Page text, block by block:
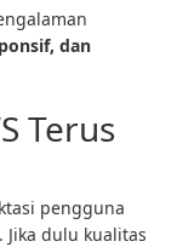
dan
Terus
pengguna
dulu kualitas